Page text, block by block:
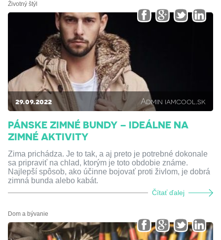
Životný štýl
29.09.2022 Admin iamcool.sk
PÁNSKE ZIMNÉ BUNDY – IDEÁLNE NA
ZIMNÉ AKTIVITY
Zima prichádza. Je to tak, a aj preto je potrebné dokonale
sa pripraviť na chlad, ktorým je toto obdobie známe.
Najlepší spôsob, ako účinne bojovať proti živlom, je dobrá
zimná bunda alebo kabát.
Čítať ďalej
Dom a bývanie